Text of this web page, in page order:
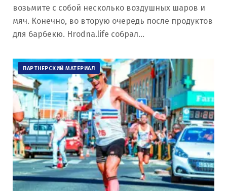
возьмите с собой несколько воздушных шаров и
мяч. Конечно, во вторую очередь после продуктов
для барбекю. Hrodna.life собрал…
ПАРТНЕРСКИЙ МАТЕРИАЛ